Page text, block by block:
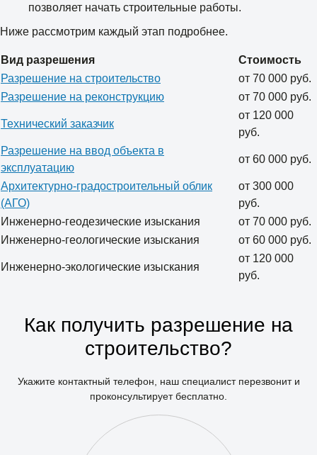
позволяет начать строительные работы.
Ниже рассмотрим каждый этап подробнее.
Вид разрешения
Стоимость
Разрешение на строительство
от 70 000 руб.
Разрешение на реконструкцию
от 70 000 руб.
Технический заказчик
от 120 000
руб.
Разрешение на ввод объекта в
эксплуатацию
от 60 000 руб.
Архитектурно-градостроительный облик
(АГО)
от 300 000
руб.
Инженерно-геодезические изыскания
от 70 000 руб.
Инженерно-геологические изыскания
от 60 000 руб.
Инженерно-экологические изыскания
от 120 000
руб.
Как получить разрешение на
строительство?
Укажите контактный телефон, наш специалист перезвонит и
проконсультирует бесплатно.